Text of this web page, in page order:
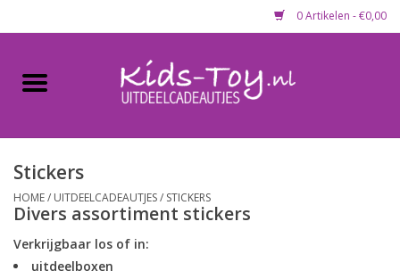
0 Artikelen - €0,00
Home
Gevulde capsules & mixen
Uitdeelcadeautjes
Maandaanbieding
Stickers
HOME/ UITDEELCADEAUTJES/ STICKERS
Divers assortiment stickers
Verkrijgbaar los of in:
uitdeelboxen